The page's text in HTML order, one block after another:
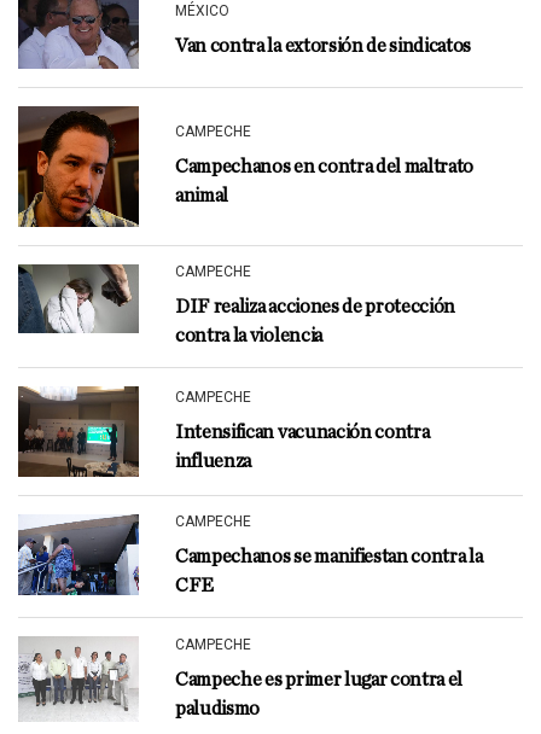
MÉXICO
Van contra la extorsión de sindicatos
CAMPECHE
Campechanos en contra del maltrato
animal
CAMPECHE
DIF realiza acciones de protección
contra la violencia
CAMPECHE
Intensifican vacunación contra
influenza
CAMPECHE
Campechanos se manifiestan contra la
CFE
CAMPECHE
Campeche es primer lugar contra el
paludismo